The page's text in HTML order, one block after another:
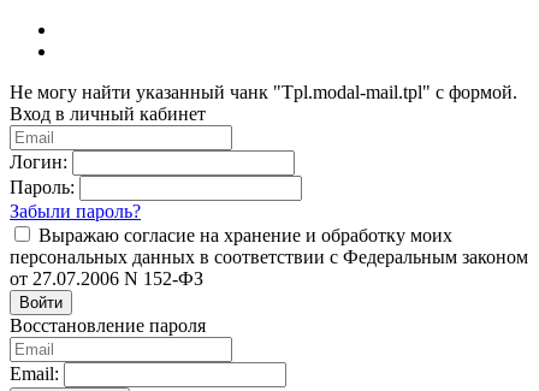
Не могу найти указанный чанк "Tpl.modal-mail.tpl" с формой.
Вход в личный кабинет
Логин:
Пароль:
Забыли пароль?
Выражаю согласие на хранение и обработку моих
персональных данных в соответствии с Федеральным законом
от 27.07.2006 N 152-ФЗ
Войти
Восстановление пароля
Email: